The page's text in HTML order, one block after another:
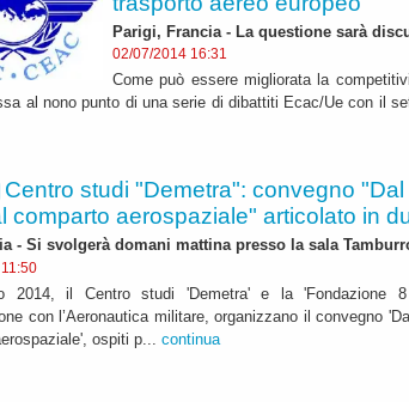
Parigi, Francia - La questione sarà
02/07/2014 16:31
Come può essere migliorata la
al nono punto di una serie di dibattiti Ecac/Ue con il
Centro studi "Demetra": convegno "Dal
comparto aerospaziale" articolato in
- Si svolgerà domani mattina presso la sala
2014, il Centro studi 'Demetra' e la 'Fondazione
con l’Aeronautica militare, organizzano il convegno
ospiti p... continua